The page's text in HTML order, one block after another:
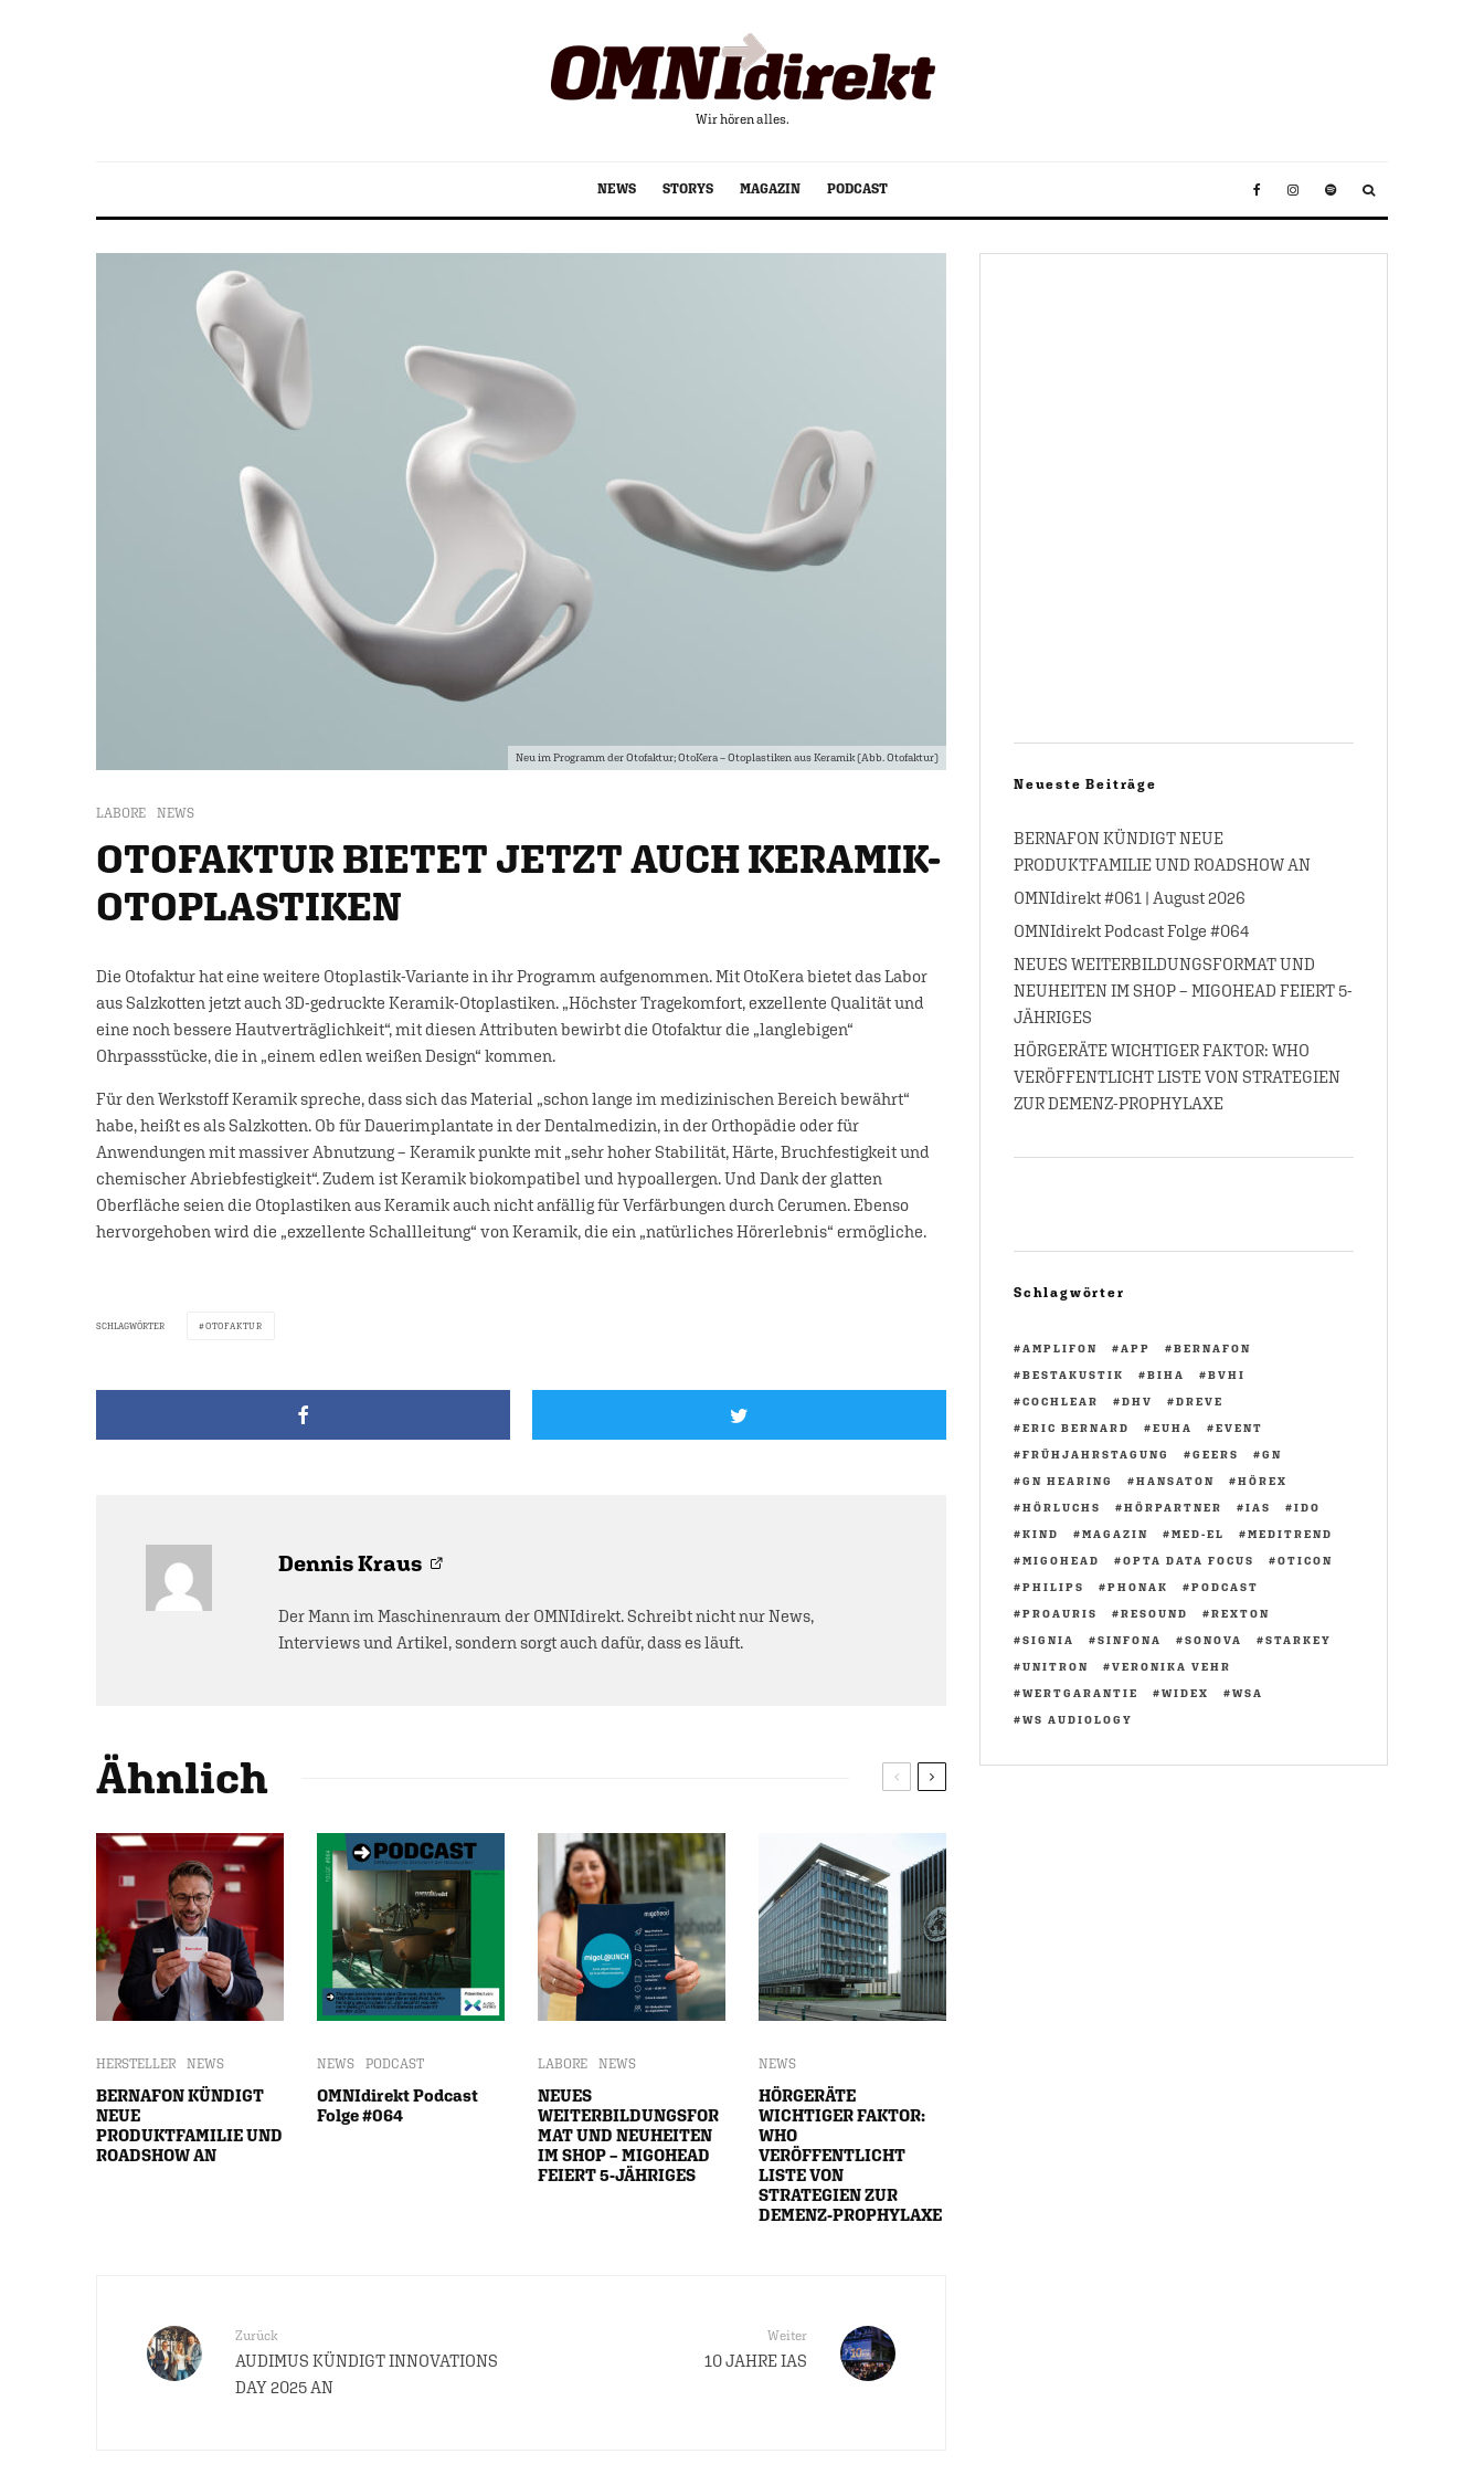
Wir hören alles.
NEWS STORYS MAGAZIN PODCAST
Neu im Programm der Otofaktur; OtoKera – Otoplastiken aus Keramik (Abb. Otofaktur)
LABORE NEWS
OTOFAKTUR BIETET JETZT AUCH KERAMIK-
OTOPLASTIKEN
Die Otofaktur hat eine weitere Otoplastik-Variante in ihr Programm aufgenommen. Mit OtoKera bietet das Labor
aus Salzkotten jetzt auch 3D-gedruckte Keramik-Otoplastiken. „Höchster Tragekomfort, exzellente Qualität und
eine noch bessere Hautverträglichkeit“, mit diesen Attributen bewirbt die Otofaktur die „langlebigen“
Ohrpassstücke, die in „einem edlen weißen Design“ kommen.
Für den Werkstoff Keramik spreche, dass sich das Material „schon lange im medizinischen Bereich bewährt“
habe, heißt es als Salzkotten. Ob für Dauerimplantate in der Dentalmedizin, in der Orthopädie oder für
Anwendungen mit massiver Abnutzung – Keramik punkte mit „sehr hoher Stabilität, Härte, Bruchfestigkeit und
chemischer Abriebfestigkeit“. Zudem ist Keramik biokompatibel und hypoallergen. Und Dank der glatten
Oberfläche seien die Otoplastiken aus Keramik auch nicht anfällig für Verfärbungen durch Cerumen. Ebenso
hervorgehoben wird die „exzellente Schallleitung“ von Keramik, die ein „natürliches Hörerlebnis“ ermögliche.
SCHLAGWÖRTER OTOFAKTUR
Dennis Kraus
Der Mann im Maschinenraum der OMNIdirekt. Schreibt nicht nur News,
Interviews und Artikel, sondern sorgt auch dafür, dass es läuft.
Ähnlich
HERSTELLER NEWS
BERNAFON KÜNDIGT
NEUE
PRODUKTFAMILIE UND
ROADSHOW AN
NEWS PODCAST
OMNIdirekt Podcast
Folge #064
LABORE NEWS
NEUES
WEITERBILDUNGSFOR
MAT UND NEUHEITEN
IM SHOP – MIGOHEAD
FEIERT 5-JÄHRIGES
NEWS
HÖRGERÄTE
WICHTIGER FAKTOR:
WHO
VERÖFFENTLICHT
LISTE VON
STRATEGIEN ZUR
DEMENZ-PROPHYLAXE
Zurück
AUDIMUS KÜNDIGT INNOVATIONS
DAY 2025 AN
Weiter
10 JAHRE IAS
Neueste Beiträge
BERNAFON KÜNDIGT NEUE
PRODUKTFAMILIE UND ROADSHOW AN
OMNIdirekt #061 | August 2026
OMNIdirekt Podcast Folge #064
NEUES WEITERBILDUNGSFORMAT UND
NEUHEITEN IM SHOP – MIGOHEAD FEIERT 5-
JÄHRIGES
HÖRGERÄTE WICHTIGER FAKTOR: WHO
VERÖFFENTLICHT LISTE VON STRATEGIEN
ZUR DEMENZ-PROPHYLAXE
Schlagwörter
AMPLIFON APP
BERNAFON
BESTAKUSTIK
BIHA
BVHI
COCHLEAR
DHV
DREVE
ERIC BERNARD
EUHA
EVENT
FRÜHJAHRSTAGUNG
GEERS
GN
GN HEARING
HANSATON
HÖREX
HÖRLUCHS
HÖRPARTNER IAS
IDO
KIND
MAGAZIN MED-EL
MEDITREND
MIGOHEAD
OPTA DATA FOCUS
OTICON
PHILIPS
PHONAK
PODCAST
PROAURIS
RESOUND
REXTON
SIGNIA
SINFONA SONOVA
STARKEY
UNITRON
VERONIKA VEHR
WERTGARANTIE
WIDEX
WSA
WS AUDIOLOGY